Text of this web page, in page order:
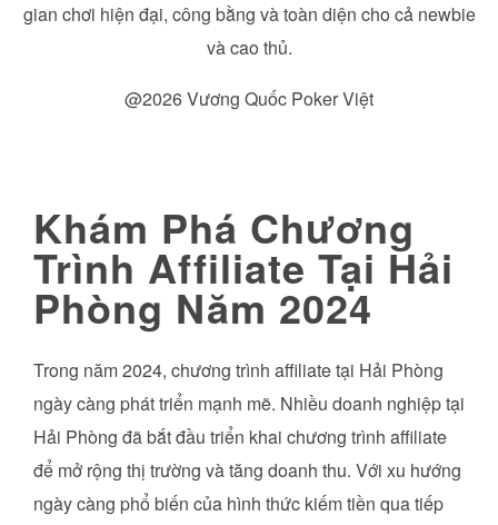
gian chơi hiện đại, công bằng và toàn diện cho cả newbie
và cao thủ.
@2026 Vương Quốc Poker Việt
Khám Phá Chương
Trình Affiliate Tại Hải
Phòng Năm 2024
Trong năm 2024, chương trình affiliate tại Hải Phòng
ngày càng phát triển mạnh mẽ. Nhiều doanh nghiệp tại
Hải Phòng đã bắt đầu triển khai chương trình affiliate
để mở rộng thị trường và tăng doanh thu. Với xu hướng
ngày càng phổ biến của hình thức kiếm tiền qua tiếp